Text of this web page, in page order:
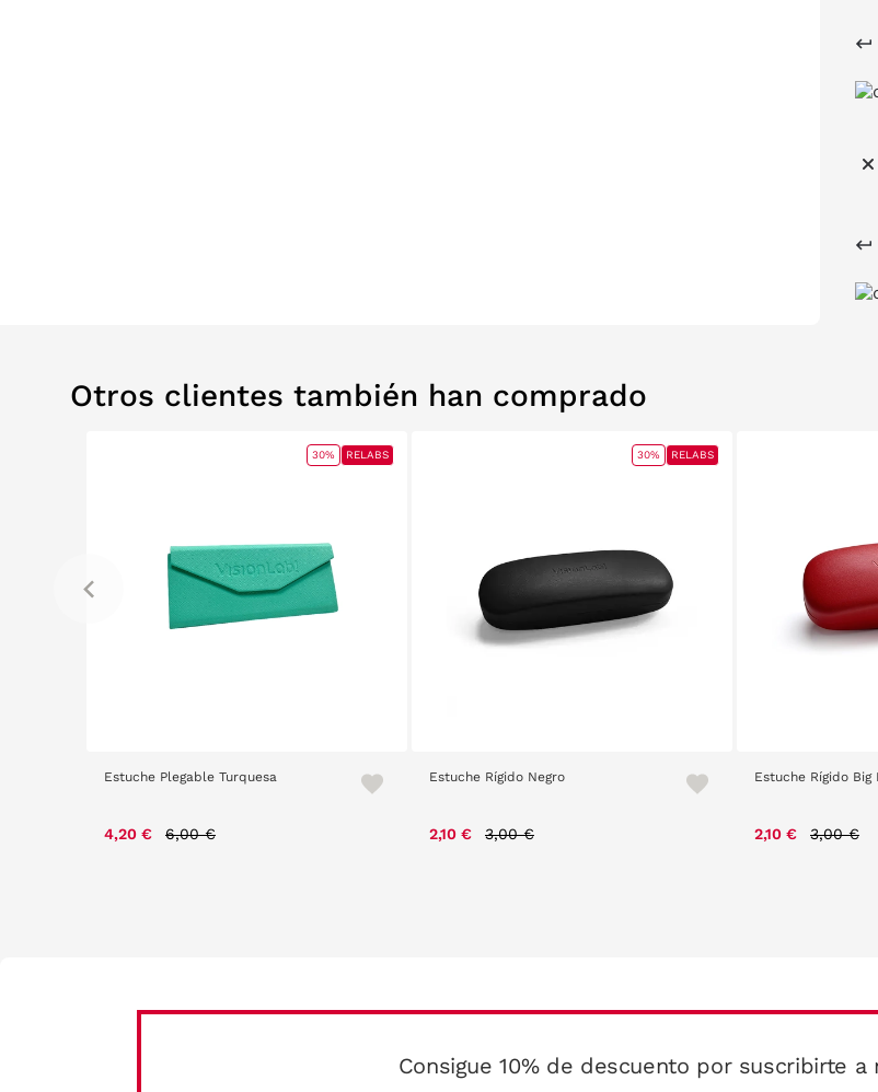
Otros clientes también han comprado
Estuche Plegable Turquesa
4,20 € 6,00 €
30% RELABS
Estuche Rígido Negro
2,10 € 3,00 €
30% RELABS
Estuche Rígido Big
2,10 € 3,00 €
Consigue 10% de descuento por suscribirte a